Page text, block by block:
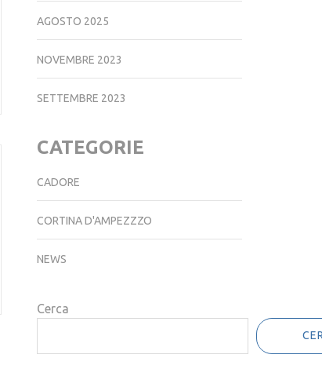
AGOSTO 2025
NOVEMBRE 2023
SETTEMBRE 2023
CATEGORIE
CADORE
CORTINA D'AMPEZZZO
NEWS
Cerca